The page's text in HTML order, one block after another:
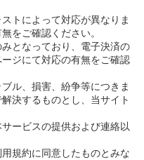
トによって対応が異なりま
をご確認ください。
となっており、電子決済の
ジにて対応の有無をご確認
ル、損害、紛争等につきま
決するものとし、当サイト
ービスの提供および連絡以
規約に同意したものとみな